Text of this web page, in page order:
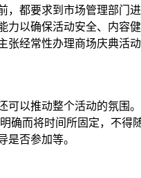
都要求到市场管理部门
力以确保活动安全、内容
张经常性办理商场庆典活
以推动整个活动的氛围
确而将时间所固定，不得
是否参加等。